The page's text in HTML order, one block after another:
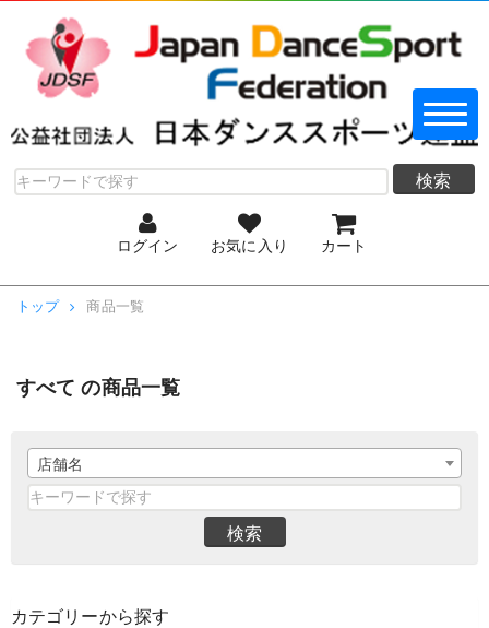
検索
ログイン お気に入り カート
トップ 商品一覧
すべて の商品一覧
店舗名
検索
カテゴリーから探す